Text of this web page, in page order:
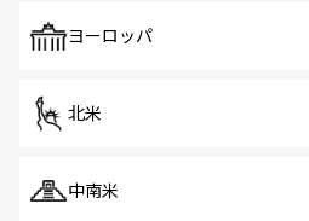
で、ホーカーズは地元の風
ヨーロッパ
北米
中南米